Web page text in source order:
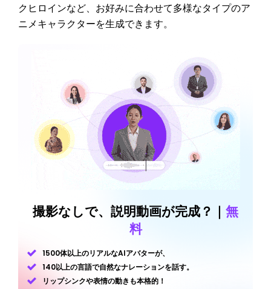
クヒロインなど、お好みに合わせて多様なタイプのア
ニメキャラクターを生成できます。
撮影なしで、説明動画が完成？｜ 無
料
1500体以上のリアルなAIアバターが、
140以上の言語で自然なナレーションを話す。
リップシンクや表情の動きも本格的！